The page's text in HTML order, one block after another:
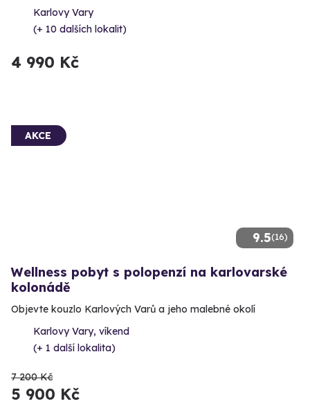
Karlovy Vary
(+ 10 dalších lokalit)
4 990 Kč
9.5(16)
AKCE
Wellness pobyt s polopenzí na karlovarské
kolonádě
Objevte kouzlo Karlových Varů a jeho malebné okolí
Karlovy Vary, víkend
(+ 1 další lokalita)
7 200 Kč
5 900 Kč